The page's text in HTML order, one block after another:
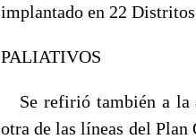
implantado en 22
PALIATIVOS
Se refirió también a la
otra de las líneas del Plan